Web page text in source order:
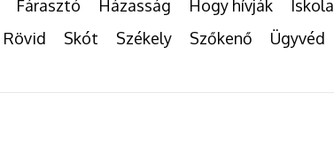
Fárasztó Házasság Hogy hívják Iskola
Rövid Skót Székely Szőkenő Ügyvéd